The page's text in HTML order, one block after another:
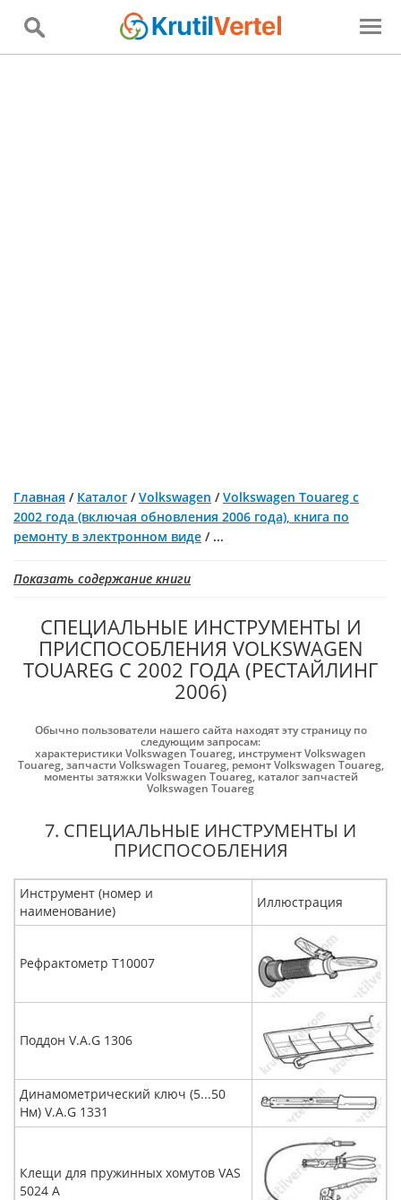
Главная / Каталог /Volkswagen /Volkswagen Touareg с
2002 года (включая обновления 2006 года), книга по
ремонту в электронном виде / ...
Показать содержание книги
СПЕЦИАЛЬНЫЕ ИНСТРУМЕНТЫ И
ПРИСПОСОБЛЕНИЯ VOLKSWAGEN
TOUAREG С 2002 ГОДА (РЕСТАЙЛИНГ
2006)
Обычно пользователи нашего сайта находят эту страницу по
следующим запросам:
характеристики Volkswagen Touareg, инструмент Volkswagen
Touareg,запчасти Volkswagen Touareg,ремонт Volkswagen Touareg,
моменты затяжки Volkswagen Touareg, каталог запчастей
Volkswagen Touareg
7. СПЕЦИАЛЬНЫЕ ИНСТРУМЕНТЫ И
ПРИСПОСОБЛЕНИЯ
Инструмент (номер и
наименование)
Иллюстрация
Рефрактометр T10007
Поддон V.A.G 1306
Динамометрический ключ (5...50
Нм) V.A.G 1331
Клещи для пружинных хомутов VAS
5024 A